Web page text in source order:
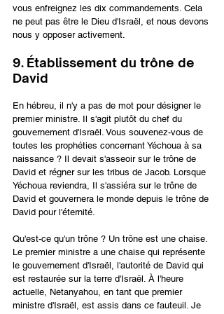
vous enfreignez les dix commandements. Cela
ne peut pas être le Dieu d'Israël, et nous devons
nous y opposer activement.
9. Établissement du trône de
David
En hébreu, il n'y a pas de mot pour désigner le
premier ministre. Il s'agit plutôt du chef du
gouvernement d'Israël. Vous souvenez-vous de
toutes les prophéties concernant Yéchoua à sa
naissance ? Il devait s'asseoir sur le trône de
David et régner sur les tribus de Jacob. Lorsque
Yéchoua reviendra, Il s'assiéra sur le trône de
David et gouvernera le monde depuis le trône de
David pour l'éternité.
Qu'est-ce qu'un trône ? Un trône est une chaise.
Le premier ministre a une chaise qui représente
le gouvernement d'Israël, l'autorité de David qui
est restaurée sur la terre d'Israël. À l'heure
actuelle, Netanyahou, en tant que premier
ministre d'Israël, est assis dans ce fauteuil. Je